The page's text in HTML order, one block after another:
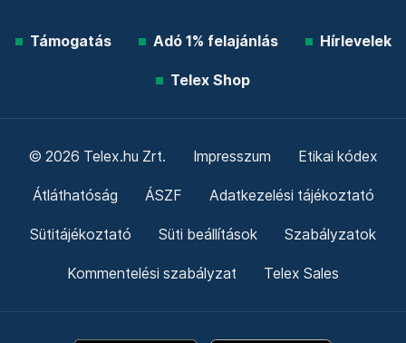
Támogatás Adó 1% felajánlás Hírlevelek
Telex Shop
© 2026 Telex.hu Zrt. Impresszum Etikai kódex
Átláthatóság ÁSZF Adatkezelési tájékoztató
Sütitájékoztató Süti beállítások Szabályzatok
Kommentelési szabályzat Telex Sales